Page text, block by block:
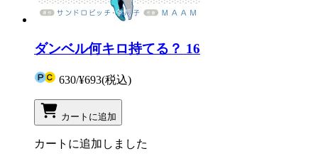
ダンベル何キロ持てる？ 16
630/¥693(税込)
カートに追加
カートに追加しました